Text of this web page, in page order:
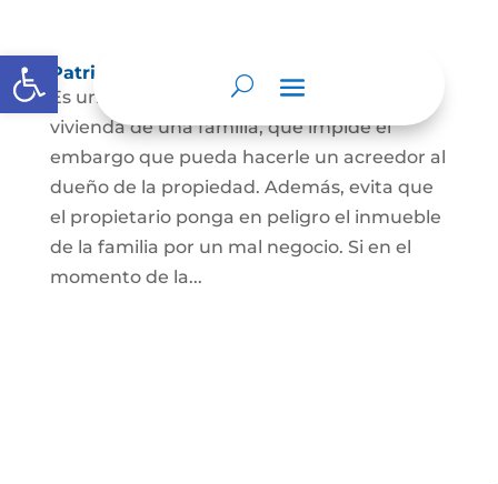
Abrir barra de herramientas
Patrimonio de familia inembargable
Es una clase especial de protección de la
vivienda de una familia, que impide el
embargo que pueda hacerle un acreedor al
dueño de la propiedad. Además, evita que
el propietario ponga en peligro el inmueble
de la familia por un mal negocio. Si en el
momento de la...